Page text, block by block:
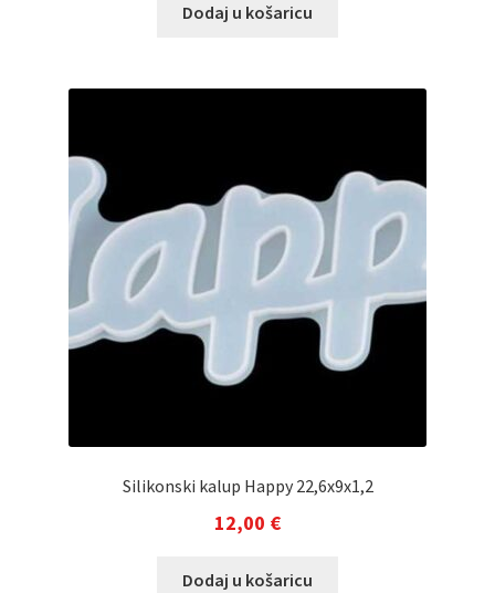
Dodaj u košaricu
Silikonski kalup Happy 22,6x9x1,2
12,00 €
Dodaj u košaricu